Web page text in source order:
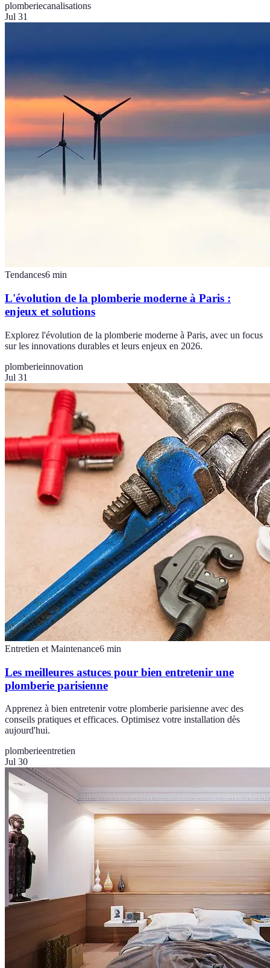
plomberiecanalisations
Jul 31
Tendances6 min
L'évolution de la plomberie moderne à Paris :
enjeux et solutions
Explorez l'évolution de la plomberie moderne à Paris, avec un focus
sur les innovations durables et leurs enjeux en 2026.
plomberieinnovation
Jul 31
Entretien et Maintenance6 min
Les meilleures astuces pour bien entretenir une
plomberie parisienne
Apprenez à bien entretenir votre plomberie parisienne avec des
conseils pratiques et efficaces. Optimisez votre installation dès
aujourd'hui.
plomberieentretien
Jul 30